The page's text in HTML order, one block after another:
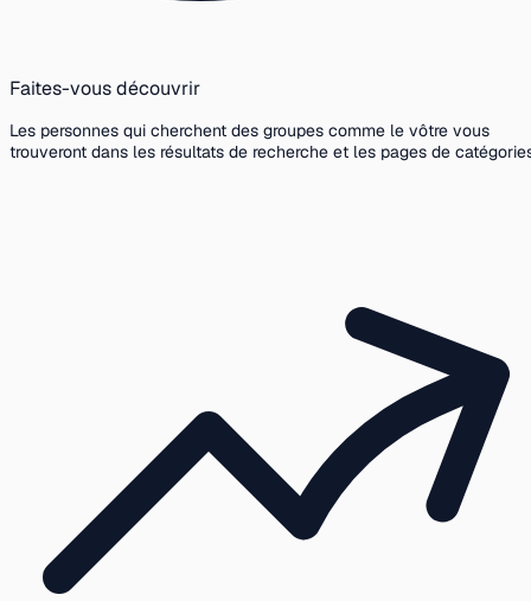
Faites-vous découvrir
Les personnes qui cherchent des groupes comme le vôtre vous
trouveront dans les résultats de recherche et les pages de